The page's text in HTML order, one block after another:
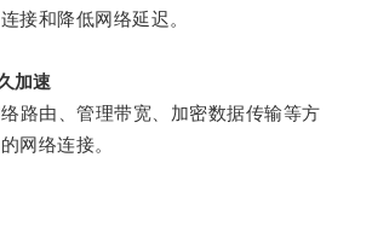
接和降低网络延迟。
加速
由、管理带宽、加密数据传输等方
网络连接。